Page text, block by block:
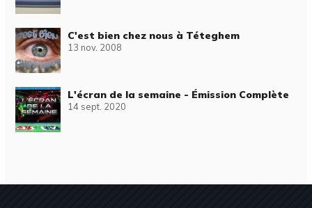
C'est bien chez nous à Téteghem
13 nov. 2008
L'écran de la semaine - Émission Complète
14 sept. 2020